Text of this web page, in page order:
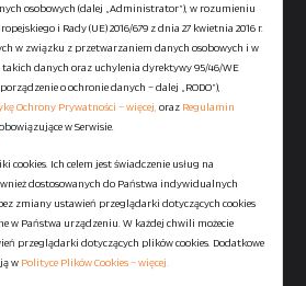
+48729-133-333
Kontakt
serwisu
Ochrony Prywatności
Plików Cookies
osobowych (dalej „Administrator”), w rozumieniu
i Rady (UE) 2016/679 z dnia 27 kwietnia 2016 r.
w związku z przetwarzaniem danych osobowych i w
danych oraz uchylenia dyrektywy 95/46/WE
o ochronie danych – dalej „RODO”),
Ochrony Prywatności – więcej, oraz Regulamin
obowiązujące w Serwisie.
cookies. Ich celem jest świadczenie usług na
dostosowanych do Państwa indywidualnych
zmiany ustawień przeglądarki dotyczących cookies
w Państwa urządzeniu. W każdej chwili możecie
przeglądarki dotyczących plików cookies. Dodatkowe
w Polityce Plików Cookies – więcej.